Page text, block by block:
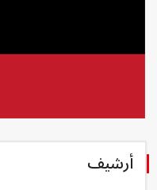
أرشيف